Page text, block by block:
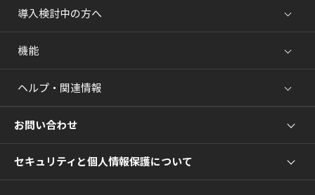
導入検討中の方へ
機能
ヘルプ・関連情報
お問い合わせ
セキュリティと個人情報保護について